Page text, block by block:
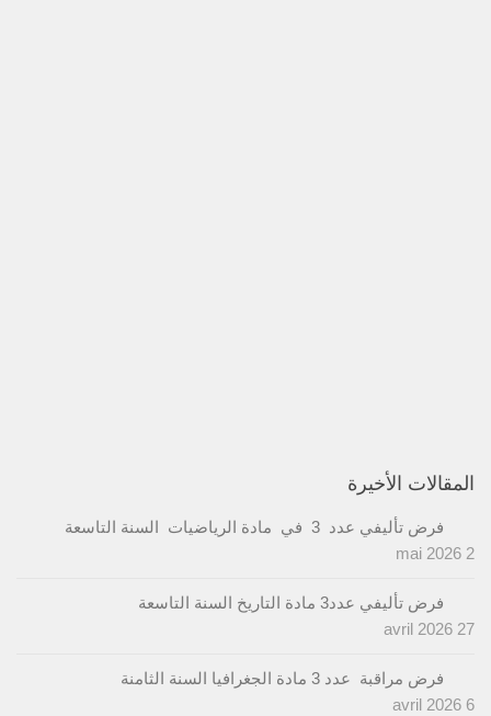
المقالات الأخيرة
فرض تأليفي عدد 3 في مادة الرياضيات السنة التاسعة
2 mai 2026
فرض تأليفي عدد3 مادة التاريخ السنة التاسعة
27 avril 2026
فرض مراقبة عدد 3 مادة الجغرافيا السنة الثامنة
6 avril 2026